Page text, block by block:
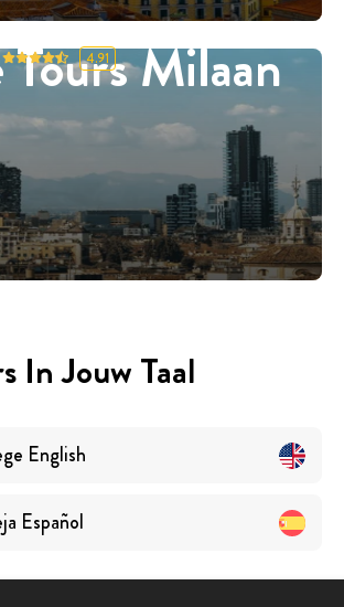
Tours Milaan
4.91
In Jouw Taal
English
Español